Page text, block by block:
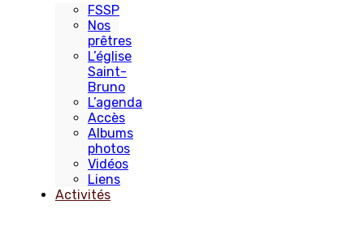
FSSP
Nos
prêtres
L’église
Saint-
Bruno
L’agenda
Accès
Albums
photos
Vidéos
Liens
Activités